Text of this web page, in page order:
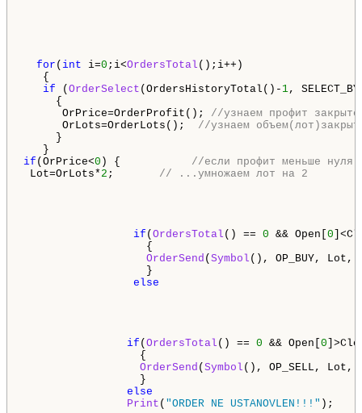
for ( int i=0 ;i<OrdersTotal ();i++)
{
if ( OrderSelect (OrdersHistoryTotal()- 1,
{
OrPrice=OrderProfit(); //узнаем профит
OrLots=OrderLots(); //узнаем
}
if (OrPrice<0 ) { //если профит меньше нуля
Lot=OrLots* 2 ; // ...умножаем лот на 2
if ( OrdersTotal () == 0 && Open[ 0
{
OrderSend ( Symbol (), OP_BUY,
}
else
if ( OrdersTotal () == 0 && Open[ 0
{
OrderSend ( Symbol (), OP_SELL,
}
else
Print ( "ORDER NE USTANOVLEN!!!" );